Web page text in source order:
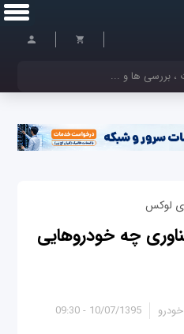
لوکس
چه خودروهایی
10/07/1395 - 09:30 خودرو